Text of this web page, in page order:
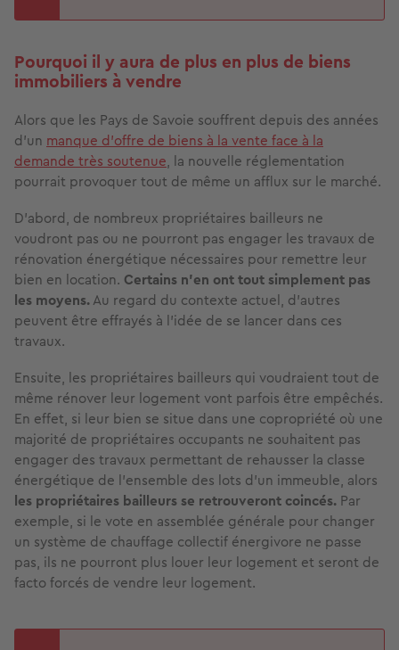
Pourquoi il y aura de plus en plus de biens
immobiliers à vendre
Alors que les Pays de Savoie souffrent depuis des années
d’un manque d’offre de biens à la vente face à la
demande très soutenue, la nouvelle réglementation
pourrait provoquer tout de même un afflux sur le marché.
D’abord, de nombreux propriétaires bailleurs ne
voudront pas ou ne pourront pas engager les travaux de
rénovation énergétique nécessaires pour remettre leur
bien en location. Certains n’en ont tout simplement pas
les moyens.Au regard du contexte actuel, d’autres
peuvent être effrayés à l’idée de se lancer dans ces
travaux.
Ensuite, les propriétaires bailleurs qui voudraient tout de
même rénover leur logement vont parfois être empêchés.
En effet, si leur bien se situe dans une copropriété où une
majorité de propriétaires occupants ne souhaitent pas
engager des travaux permettant de rehausser la classe
énergétique de l’ensemble des lots d’un immeuble, alors
les propriétaires bailleurs se retrouveront coincés. Par
exemple, si le vote en assemblée générale pour changer
un système de chauffage collectif énergivore ne passe
pas, ils ne pourront plus louer leur logement et seront de
facto forcés de vendre leur logement.